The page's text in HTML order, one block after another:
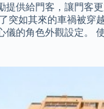
供給門客，讓門客
突如其來的車禍被
的角色外觀設定。